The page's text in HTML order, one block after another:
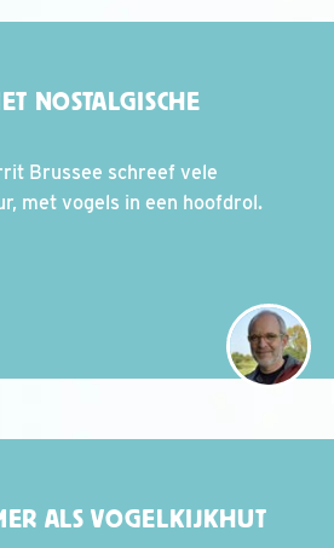
NOSTALGISCHE
Brussee schreef vele
met vogels in een hoofdrol.
ALS VOGELKIJKHUT